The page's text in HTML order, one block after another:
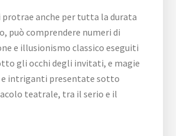
protrae anche per tutta la durata
può comprendere numeri di
e illusionismo classico eseguiti
gli occhi degli invitati, e magie
e intriganti presentate sotto
teatrale, tra il serio e il